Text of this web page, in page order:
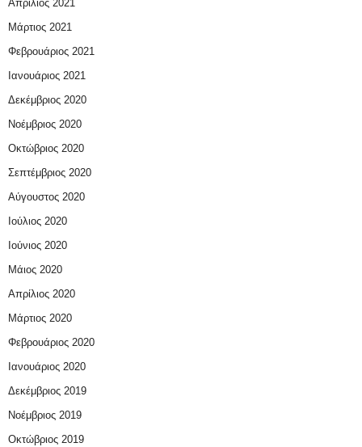
Απρίλιος 2021
Μάρτιος 2021
Φεβρουάριος 2021
Ιανουάριος 2021
Δεκέμβριος 2020
Νοέμβριος 2020
Οκτώβριος 2020
Σεπτέμβριος 2020
Αύγουστος 2020
Ιούλιος 2020
Ιούνιος 2020
Μάιος 2020
Απρίλιος 2020
Μάρτιος 2020
Φεβρουάριος 2020
Ιανουάριος 2020
Δεκέμβριος 2019
Νοέμβριος 2019
Οκτώβριος 2019